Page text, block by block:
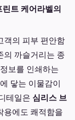
트 케어라벨의
객의 피부 편안함
의 까슬거리는 종
보를 인쇄하는
닿는 이물감이
테일은 심리스 브
용에도 쾌적함을